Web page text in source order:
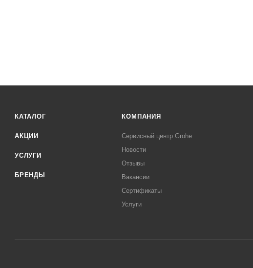
КАТАЛОГ
АКЦИИ
УСЛУГИ
БРЕНДЫ
КОМПАНИЯ
Сервисный центр Grohe
Новости
Отзывы
Вакансии
Сертификаты
Услуги